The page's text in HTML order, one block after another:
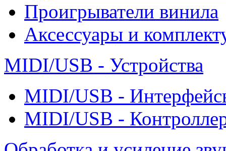
Проигрыватели винила
Аксессуары и
MIDI/USB - Устройства
MIDI/USB -
MIDI/USB -